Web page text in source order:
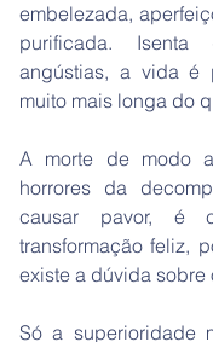
embelezada,
purificada.
angústias, a vida é
muito mais longa do
A morte de modo
horrores da
causar pavor, é
transformação feliz,
existe a dúvida sobre
Só a superioridade